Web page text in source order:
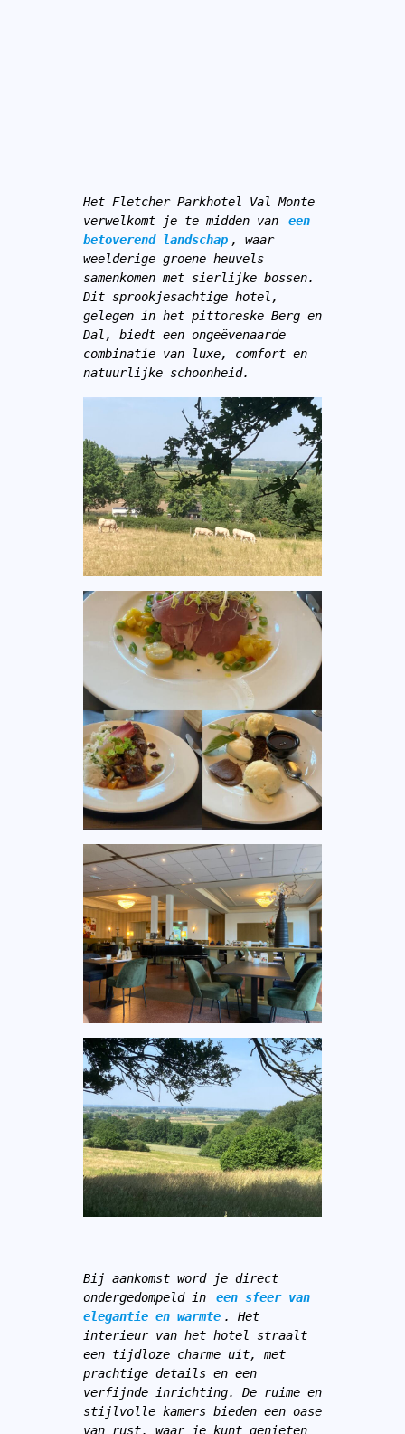
Het Fletcher Parkhotel Val Monte
verwelkomt je te midden van
een
betoverend landschap , waar
weelderige groene heuvels
samenkomen met sierlijke bossen.
Dit sprookjesachtige hotel,
gelegen in het pittoreske Berg en
Dal, biedt een ongeëvenaarde
combinatie van luxe, comfort en
natuurlijke schoonheid.
Bij aankomst word je direct
ondergedompeld in
een sfeer van
elegantie en warmte . Het
interieur van het hotel straalt
een tijdloze charme uit, met
prachtige details en een
verfijnde inrichting. De ruime en
stijlvolle kamers bieden een oase
van rust, waar je kunt genieten